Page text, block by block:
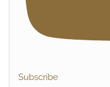
Subscribe